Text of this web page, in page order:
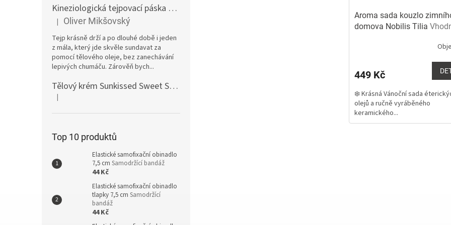
Kineziologická tejpovací páska 10 cm tělová
Hodnocení produktu je 5 z 5 hvězdiček.
| Oliver Mikšovský
Tejp krásně drží a po dlouhé době i jeden
z mála, který jde skvěle sundavat za
pomocí tělového oleje, bez zanechávání
lepivých chumáču. Zárověň bych...
Tělový krém Sunkissed Sweet Swirl Marshmallow 300ml
Hodnocení produktu je 5 z 5 hvězdiček.
|
Top 10 produktů
Elastické samofixační obinadlo
7,5 cm Samodržící bandáž
44 Kč
Elastické samofixační obinadlo
tlapky 7,5 cm Samodržící
bandáž
44 Kč
Aroma sada kouzlo
domova Nobilis Tilia
449 Kč
❄️ Krásná Vánoční sada
olejů a ručně vyráběného
keramického...